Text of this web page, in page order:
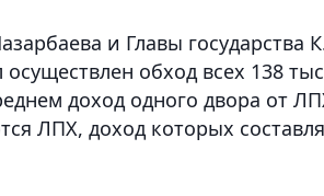
и Главы государства
обход всех 138
доход одного двора от
ЛПХ, доход которых